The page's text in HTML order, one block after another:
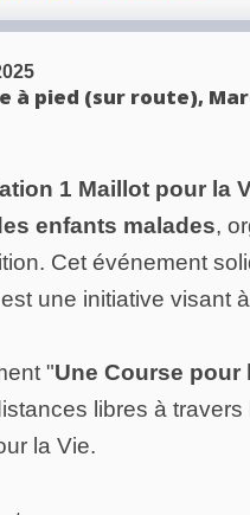
à pied (sur route),
1 Maillot pour la
enfants malades,
Cet événement
une initiative visant
"Une Course pour
libres à
la Vie.